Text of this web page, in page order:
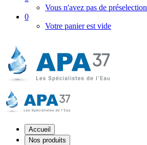
Vous n'avez pas de préselection
0
Votre panier est vide
Accueil
Nos produits